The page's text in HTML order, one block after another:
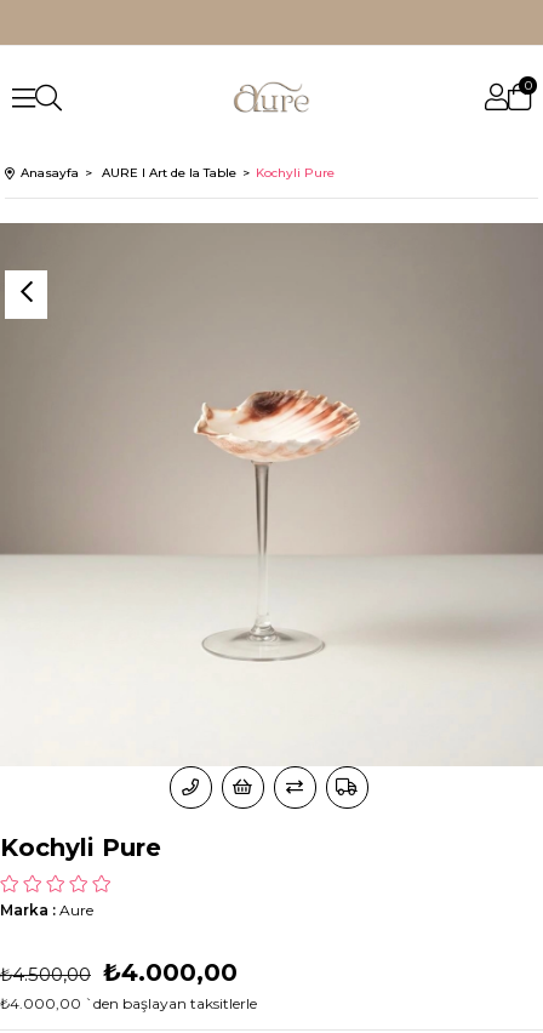
0
Anasayfa AURE I Art de la Table Kochyli Pure
Kochyli Pure
Marka : Aure
₺4.500,00 ₺4.000,00
₺4.000,00 `den başlayan taksitlerle